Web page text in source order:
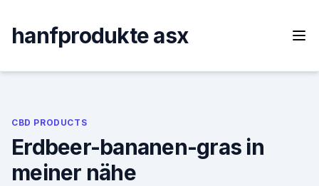
content
hanfprodukte asx
CBD PRODUCTS
Erdbeer-bananen-gras in
meiner nähe